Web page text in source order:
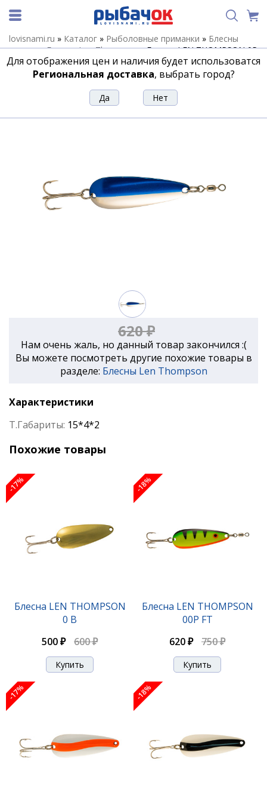
lovisnami.ru » Каталог » Рыболовные приманки » Блесны
летние»Блесны Len Thompson»Блесна LEN THOMPSON 0P
NB
Блесна LEN THOMPSON 0P NB
620 ₽
Нам очень жаль, но данный товар закончился :(
Вы можете посмотреть другие похожие товары в
разделе: Блесны Len Thompson
Характеристики
Т.Габариты: 15*4*2
Похожие товары
-17%
Блесна LEN THOMPSON
0 B
500 ₽
600 ₽
-18%
Блесна LEN THOMPSON
00P FT
620 ₽
750 ₽
-17% -18%
Для отображения цен и наличия будет использоватся
Региональная доставка, выбрать город?